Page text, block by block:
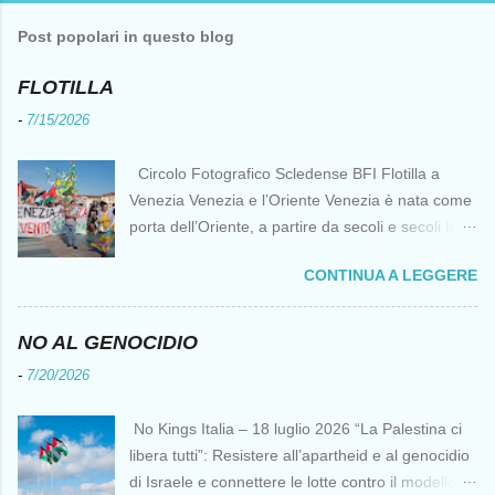
Post popolari in questo blog
FLOTILLA
- 7/15/2026
Circolo Fotografico Scledense BFI Flotilla a
Venezia Venezia e l’Oriente Venezia è nata come
porta dell’Oriente, a partire da secoli e secoli fa ai
di cantierizzazione veneziane divennero preziose
per tutti i crociati diretti a Gerusalemme. Proprio
le crociate fornirono ai veneziani l’occasione per
del Duecento. Dal XIII al XV secolo Venezia
continuò ad avere un ruolo fondamentale nei
rapporti tra l’Europa e l’Oriente, ruolo che si
CONTINUA A LEGGERE
NO AL GENOCIDIO
- 7/20/2026
No Kings Italia – 18 luglio 2026 “La Palestina ci
libera tutti”: Resistere all’apartheid e al genocidio
di Israele e connettere le lotte contro il modello